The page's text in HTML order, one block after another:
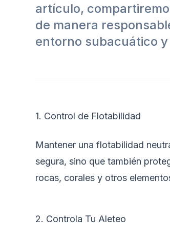
artículo,
de manera
entorno subacuático
1. Control de Flotabilidad
Mantener una flotabilidad
segura, sino que también
rocas, corales y otros
2. Controla Tu Aleteo